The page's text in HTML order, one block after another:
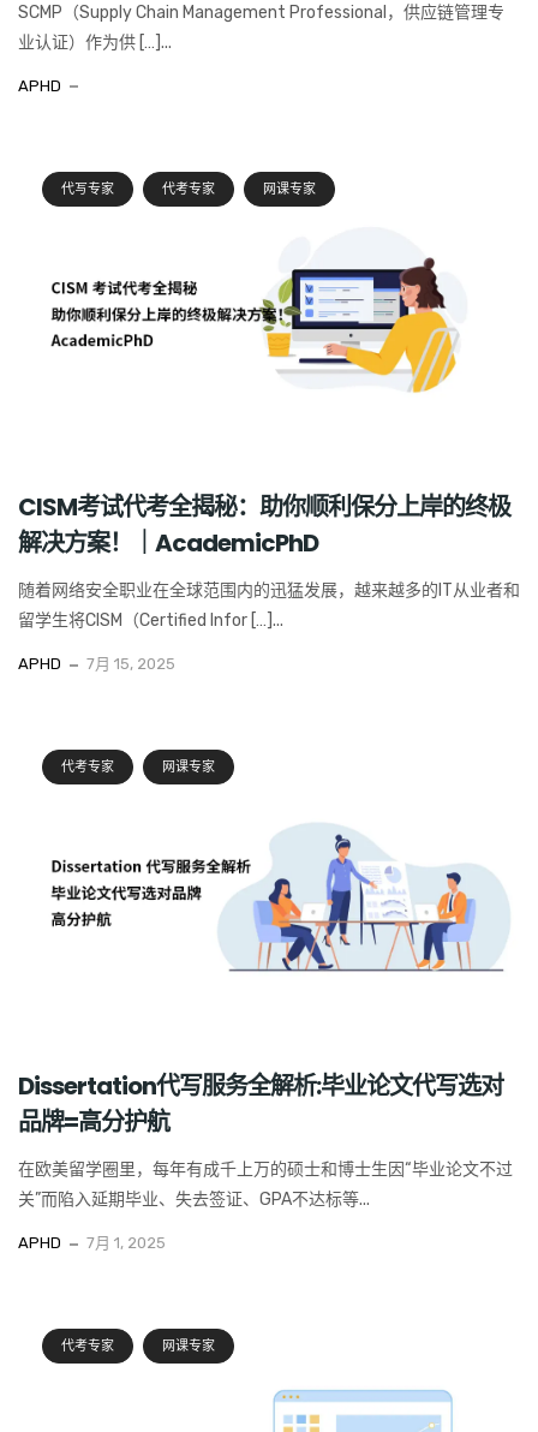
SCMP（Supply Chain Management Professional，供应链管理专
业认证）作为供 […]...
APHD
代写专家 代考专家 网课专家
CISM考试代考全揭秘：助你顺利保分上岸的终极
解决方案！｜AcademicPhD
随着网络安全职业在全球范围内的迅猛发展，越来越多的IT从业者和
留学生将CISM（Certified Infor […]...
APHD 7月 15, 2025
代考专家 网课专家
Dissertation代写服务全解析:毕业论文代写选对
品牌=高分护航
在欧美留学圈里，每年有成千上万的硕士和博士生因“毕业论文不过
关”而陷入延期毕业、失去签证、GPA不达标等...
APHD 7月 1, 2025
代考专家 网课专家